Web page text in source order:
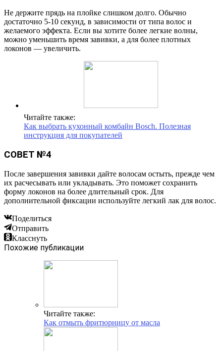
Не держите прядь на плойке слишком долго. Обычно
достаточно 5-10 секунд, в зависимости от типа волос и
желаемого эффекта. Если вы хотите более легкие волны,
можно уменьшить время завивки, а для более плотных
локонов — увеличить.
Читайте также:
Как выбрать кухонный комбайн Bosch. Полезная
инструкция для покупателей
СОВЕТ №4
После завершения завивки дайте волосам остыть, прежде чем
их расчесывать или укладывать. Это поможет сохранить
форму локонов на более длительный срок. Для
дополнительной фиксации используйте легкий лак для волос.
Поделиться
Отправить
Класснуть
Похожие публикации
Читайте также:
Как отмыть фритюрницу от масла